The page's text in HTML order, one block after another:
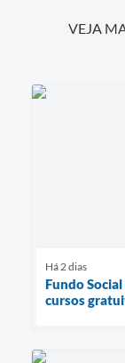
VEJA
Há 2 dias
Fundo
cursos